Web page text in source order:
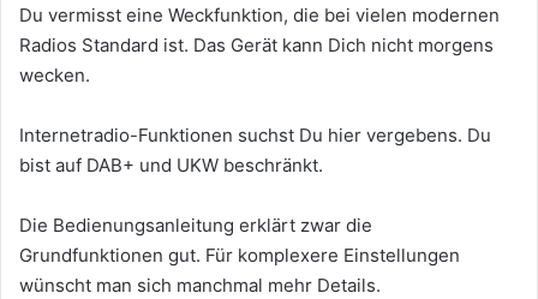
Du vermisst eine Weckfunktion, die bei vielen modernen
Radios Standard ist. Das Gerät kann Dich nicht morgens
wecken.
Internetradio-Funktionen suchst Du hier vergebens. Du
bist auf DAB+ und UKW beschränkt.
Die Bedienungsanleitung erklärt zwar die
Grundfunktionen gut. Für komplexere Einstellungen
wünscht man sich manchmal mehr Details.